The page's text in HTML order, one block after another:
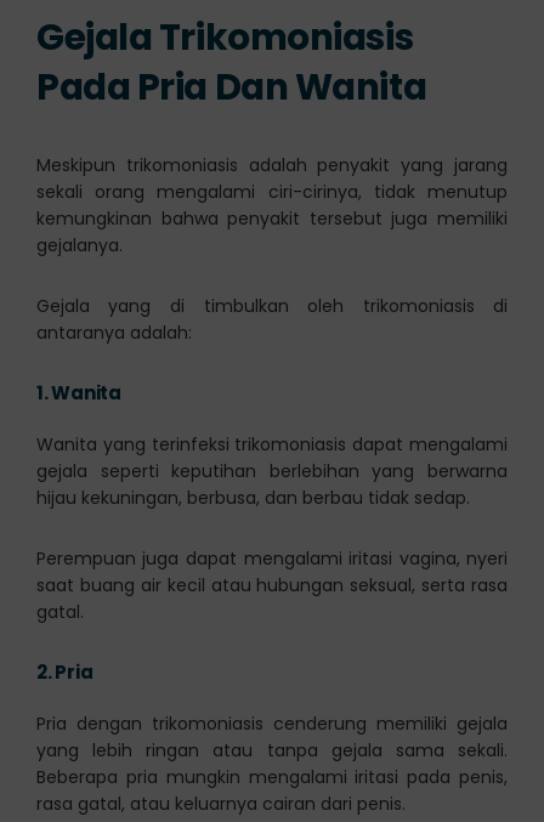
Gejala Trikomoniasis
Pada Pria Dan Wanita
Meskipun trikomoniasis adalah penyakit yang jarang
sekali orang mengalami ciri-cirinya, tidak menutup
kemungkinan bahwa penyakit tersebut juga memiliki
gejalanya.
Gejala yang di timbulkan oleh trikomoniasis di
antaranya adalah:
1.Wanita
Wanita yang terinfeksi trikomoniasis dapat mengalami
gejala seperti keputihan berlebihan yang berwarna
hijau kekuningan, berbusa, dan berbau tidak sedap.
Perempuan juga dapat mengalami iritasi vagina, nyeri
saat buang air kecil atau hubungan seksual, serta rasa
gatal.
2.Pria
Pria dengan trikomoniasis cenderung memiliki gejala
yang lebih ringan atau tanpa gejala sama sekali.
Beberapa pria mungkin mengalami iritasi pada penis,
rasa gatal, atau keluarnya cairan dari penis.